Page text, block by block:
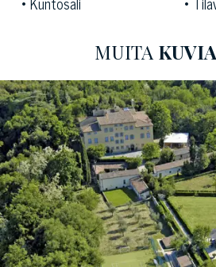
kerrosta (mukaan lukien
Ylellinen Villa viinikellari,
kokoustila), 2 ravintolat, useita
Central Hall. Noin Toscanan
sijaitsevat lukuisat
koko pinta-ala on 1864 -
ansaitsee erityismaininnan Spa,
kellareissa, paikka täynnä charmia
rakenteissa rakennettiin
arvoa loistava Toscanan Estate
MUITA KUVIA